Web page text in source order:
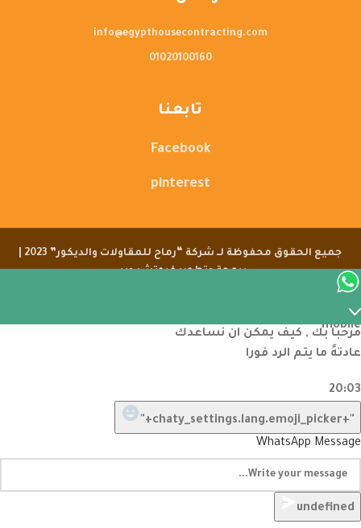
info@egypthousecontracting.com
01020100160
تابعنا
Facebook
pinterest
برمجة وتطويرفيوتشر ويب
مرحبا بك , كيف يمكن ان نساعدك
عادتهً ما يتم الرد فورا
20:03
"+chaty_settings.lang.emoji_picker+"
WhatsApp Message
undefined